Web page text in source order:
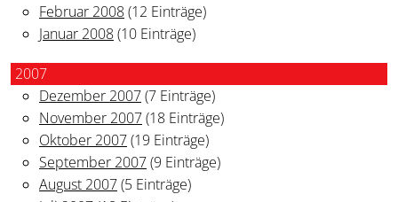
Februar 2008(12 Einträge)
Januar 2008(10 Einträge)
2007
Dezember 2007(7 Einträge)
November 2007(18 Einträge)
Oktober 2007(19 Einträge)
September 2007(9 Einträge)
August 2007(5 Einträge)